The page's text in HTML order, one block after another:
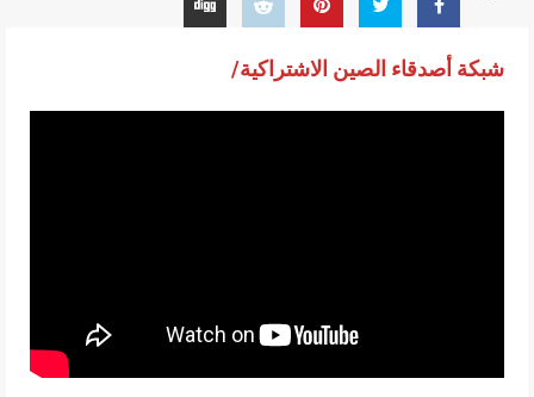
شبكة أصدقاء الصين الاشتراكية/